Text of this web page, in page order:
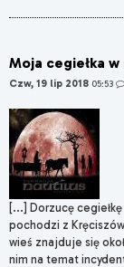
Moja cegiełka
Czw, 19 lip 2018 05:53
[...] Dorzucę
pochodzi z
wieś znajduje się
nim na temat